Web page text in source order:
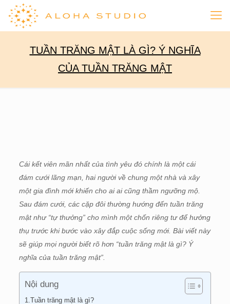
TUẦN TRĂNG MẬT LÀ GÌ? Ý NGHĨA
CỦA TUẦN TRĂNG MẬT
Cái kết viên mãn nhất của tình yêu đó chính là một cái
đám cưới lãng mạn, hai người về chung một nhà và xây
một gia đình mới khiến cho ai ai cũng thầm ngưỡng mộ.
Sau đám cưới, các cặp đôi thường hướng đến tuần trăng
mật như “tự thưởng” cho mình một chốn riêng tư để hưởng
thụ trước khi bước vào xây đắp cuộc sống mới. Bài viết này
sẽ giúp mọi người biết rõ hơn “tuần trăng mật là gì? Ý
nghĩa của tuần trăng mật”.
Nội dung
1.Tuần trăng mật là gì?